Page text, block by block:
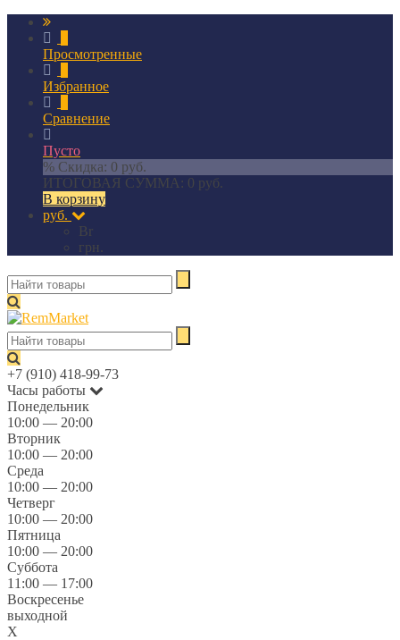
Просмотренные
Избранное
Сравнение
Пусто
% Скидка: 0 руб.
ИТОГОВАЯ СУММА: 0 руб.
В корзину
руб.
Br
грн.
+7 (910) 418-99-73
Часы работы
Понедельник
10:00 — 20:00
Вторник
10:00 — 20:00
Среда
10:00 — 20:00
Четверг
10:00 — 20:00
Пятница
10:00 — 20:00
Суббота
11:00 — 17:00
Воскресенье
выходной
X